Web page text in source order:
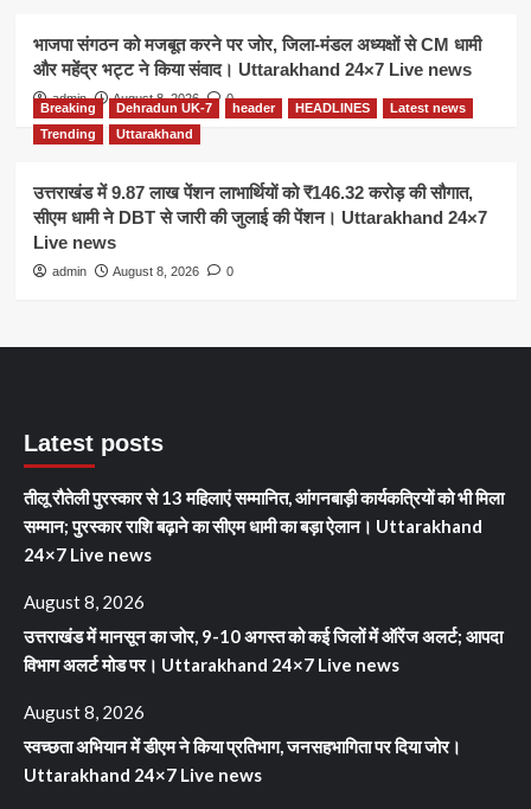
भाजपा संगठन को मजबूत करने पर जोर, जिला-मंडल अध्यक्षों से CM धामी
और महेंद्र भट्ट ने किया संवाद। Uttarakhand 24×7 Live news
admin August 8, 2026 0
Breaking Dehradun UK-7 header HEADLINES
Latest news
Trending
Uttarakhand
उत्तराखंड में 9.87 लाख पेंशन लाभार्थियों को ₹146.32 करोड़ की सौगात,
सीएम धामी ने DBT से जारी की जुलाई की पेंशन। Uttarakhand 24×7
Live news
admin August 8, 2026 0
Latest posts
तीलू रौतेली पुरस्कार से 13 महिलाएं सम्मानित, आंगनबाड़ी कार्यकत्रियों को भी मिला
सम्मान; पुरस्कार राशि बढ़ाने का सीएम धामी का बड़ा ऐलान। Uttarakhand
24×7 Live news
August 8, 2026
उत्तराखंड में मानसून का जोर, 9-10 अगस्त को कई जिलों में ऑरेंज अलर्ट; आपदा
विभाग अलर्ट मोड पर। Uttarakhand 24×7 Live news
August 8, 2026
स्वच्छता अभियान में डीएम ने किया प्रतिभाग, जनसहभागिता पर दिया जोर।
Uttarakhand 24×7 Live news